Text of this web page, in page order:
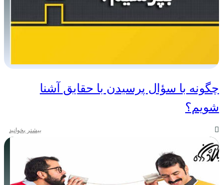
چگونه با سؤال پرسیدن با حقایق آشنا
شویم؟
بیشتر بخوانید